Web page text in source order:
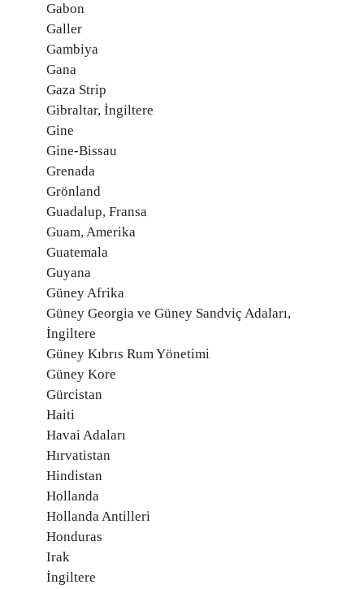
Gabon
Galler
Gambiya
Gana
Gaza Strip
Gibraltar, İngiltere
Gine
Gine-Bissau
Grenada
Grönland
Guadalup, Fransa
Guam, Amerika
Guatemala
Guyana
Güney Afrika
Güney Georgia ve Güney Sandviç Adaları,
İngiltere
Güney Kıbrıs Rum Yönetimi
Güney Kore
Gürcistan
Haiti
Havai Adaları
Hırvatistan
Hindistan
Hollanda
Hollanda Antilleri
Honduras
Irak
İngiltere